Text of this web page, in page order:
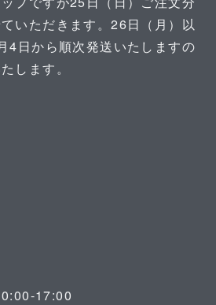
いただきます。26日（月）以
4日から順次発送いたしますの
します。
17:00